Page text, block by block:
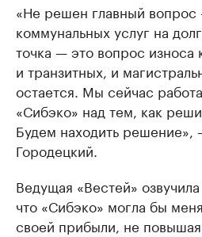
«Не решен главный вопрос
коммунальных услуг на
точка — это вопрос износа
и транзитных, и
остается. Мы сейчас
«Сибэко» над тем, как
Будем находить решение»,
Городецкий.
Ведущая «Вестей»
что «Сибэко» могла бы
своей прибыли, не повышая